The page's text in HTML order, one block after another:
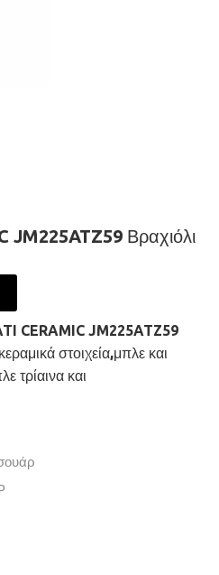
JM225ATZ59 Βραχιόλι
CERAMIC JM225ATZ59
στοιχεία,μπλε και
τρίαινα και